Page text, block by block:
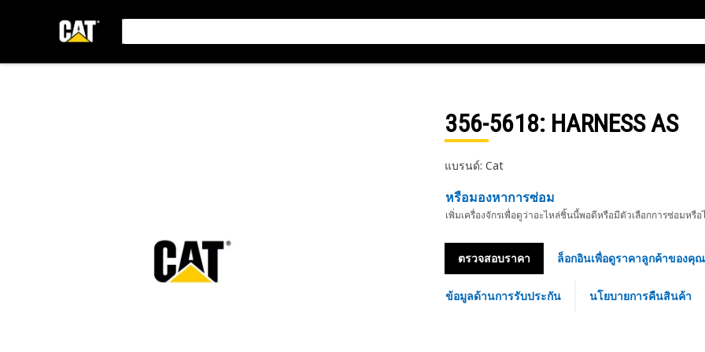
356-5618: HARNESS AS
แบรนด์: Cat
หรือมองหาการซ่อม
เพิ่มเครื่องจักรเพื่อดูว่าอะไหล่ชิ้นนี้พอดีหรือมีตัวเลือกการซ่อมหรือ
ตรวจสอบราคา ล็อกอินเพื่อดูราคาลูกค้าของคุณ
ข้อมูลด้านการรับประกัน นโยบายการคืนสินค้า